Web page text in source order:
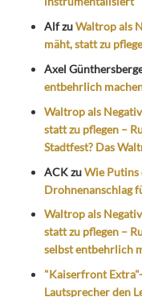
AlfzuWaltrop als
mäht, statt zu
Axel
entbehrlich
Waltrop als
statt zu pflegen –
Stadtfest? Das
ACKzuWie Putins
Drohnenanschlag
Waltrop als
statt zu pflegen –
selbst entbehrlich
"Kaiserfront
Lautsprecher den